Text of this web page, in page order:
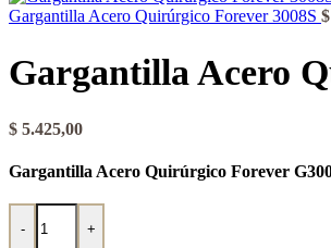
Gargantilla Acero Quirúrgico Forever 3008S $
Gargantilla Acero
$ 5.425,00
Gargantilla Acero Quirúrgico Forever
-
Gargantilla Acero Quirúrgico Forever 3007S
+